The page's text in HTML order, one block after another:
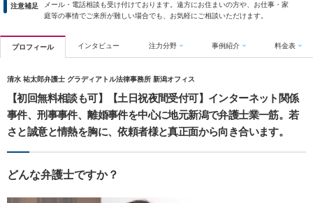
注意補足
メール・電話相談も受け付けております。遠方にお住まいの方や、お仕事・家
庭等の事情でご来所が難しい場合でも、お気軽にご相談いただけます。
プロフィール インタビュー 注力分野 事例紹介 料金表
清水 祐太郎弁護士 グラディアトル法律事務所 新潟オフィス
【初回無料相談も可】【土日祝夜間受付可】インターネット関係
事件、刑事事件、離婚事件を中心に地元新潟で弁護士業一筋。若
さと誠意と情熱を胸に、依頼者様と真正面から向き合います。
どんな弁護士ですか？